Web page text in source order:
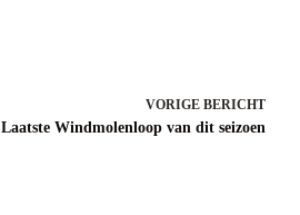
VORIGE BERICHT
Laatste Windmolenloop van dit seizoen